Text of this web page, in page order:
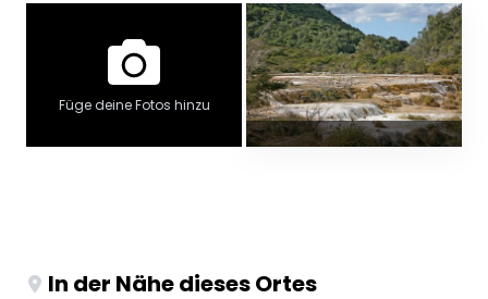
Füge deine Fotos hinzu
In der Nähe dieses Ortes